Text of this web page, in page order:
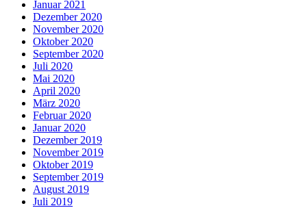
Januar 2021
Dezember 2020
November 2020
Oktober 2020
September 2020
Juli 2020
Mai 2020
April 2020
März 2020
Februar 2020
Januar 2020
Dezember 2019
November 2019
Oktober 2019
September 2019
August 2019
Juli 2019